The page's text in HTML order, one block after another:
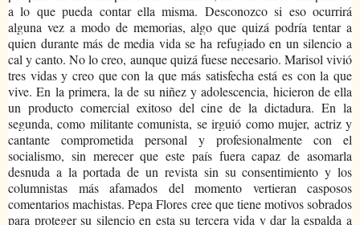
a lo que pueda contar ella misma. Desconozco si eso ocurrirá
alguna vez a modo de memorias, algo que quizá podría tentar a
quien durante más de media vida se ha refugiado en un silencio a
cal y canto. No lo creo, aunque quizá fuese necesario. Marisol vivió
tres vidas y creo que con la que más satisfecha está es con la que
vive. En la primera, la de su niñez y adolescencia, hicieron de ella
un producto comercial exitoso del cine de la dictadura. En la
segunda, como militante comunista, se irguió como mujer, actriz y
cantante comprometida personal y profesionalmente con el
socialismo, sin merecer que este país fuera capaz de asomarla
desnuda a la portada de un revista sin su consentimiento y los
columnistas más afamados del momento vertieran casposos
comentarios machistas. Pepa Flores cree que tiene motivos sobrados
para proteger su silencio en esta su tercera vida y dar la espalda a